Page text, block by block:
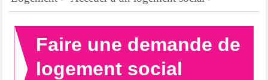
Faire une demande de
logement social